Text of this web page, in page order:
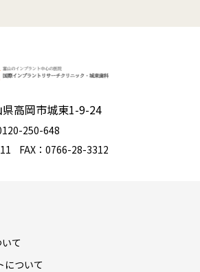
高岡市城東1-9-24
250-648
FAX：0766-28-3312
て
について